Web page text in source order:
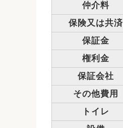
仲介料
保険又は共済
保証金
権利金
保証会社
その他費用
トイレ